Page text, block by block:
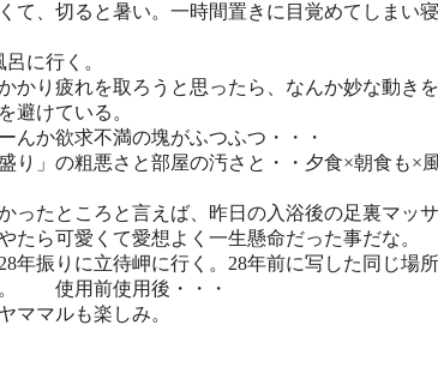
て、切ると暑い。一時間置きに目覚めてしまい
に行く。
かり疲れを取ろうと思ったら、なんか妙な動き
避けている。
んか欲求不満の塊がふつふつ・・・
り」の粗悪さと部屋の汚さと・・夕食×朝食も×
ったところと言えば、昨日の入浴後の足裏マッ
たら可愛くて愛想よく一生懸命だった事だな。
年振りに立待岬に行く。28年前に写した同じ場
。 使用前使用後・・・
ママルも楽しみ。